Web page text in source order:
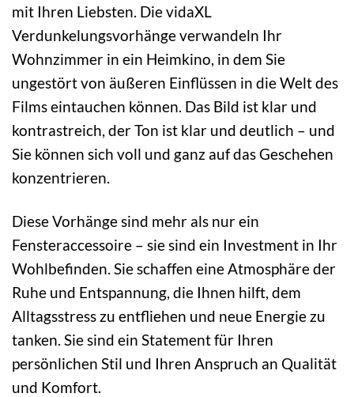
mit Ihren Liebsten. Die vidaXL
Verdunkelungsvorhänge verwandeln Ihr
Wohnzimmer in ein Heimkino, in dem Sie
ungestört von äußeren Einflüssen in die Welt des
Films eintauchen können. Das Bild ist klar und
kontrastreich, der Ton ist klar und deutlich – und
Sie können sich voll und ganz auf das Geschehen
konzentrieren.
Diese Vorhänge sind mehr als nur ein
Fensteraccessoire – sie sind ein Investment in Ihr
Wohlbefinden. Sie schaffen eine Atmosphäre der
Ruhe und Entspannung, die Ihnen hilft, dem
Alltagsstress zu entfliehen und neue Energie zu
tanken. Sie sind ein Statement für Ihren
persönlichen Stil und Ihren Anspruch an Qualität
und Komfort.